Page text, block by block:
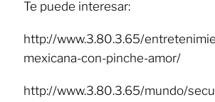
Te puede interesar:
http://www.3.80.3.65/
mexicana-con-pinche-amor/
http://www.3.80.3.65/mundo/